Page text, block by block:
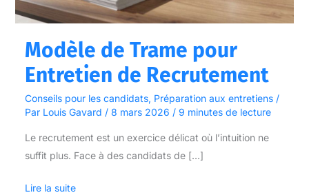
Modèle de Trame pour
Entretien de Recrutement
Conseils pour les candidats, Préparation aux entretiens/
Par Louis Gavard / 8 mars 2026 / 9 minutes de lecture
Le recrutement est un exercice délicat où l’intuition ne
suffit plus. Face à des candidats de […]
Lire la suite